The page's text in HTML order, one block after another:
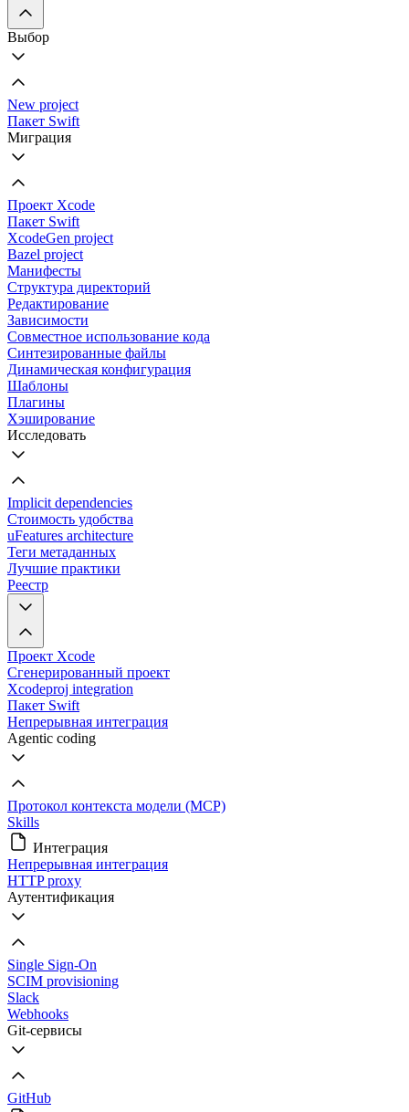
Выбор
New project
Пакет Swift
Миграция
Проект Xcode
Пакет Swift
XcodeGen project
Bazel project
Манифесты
Структура директорий
Редактирование
Зависимости
Совместное использование кода
Синтезированные файлы
Динамическая конфигурация
Шаблоны
Плагины
Хэширование
Исследовать
Implicit dependencies
Стоимость удобства
uFeatures architecture
Теги метаданных
Лучшие практики
Реестр
Проект Xcode
Сгенерированный проект
Xcodeproj integration
Пакет Swift
Непрерывная интеграция
Agentic coding
Протокол контекста модели (MCP)
Skills
Интеграция
Непрерывная интеграция
HTTP proxy
Аутентификация
Single Sign-On
SCIM provisioning
Slack
Webhooks
Git-сервисы
GitHub